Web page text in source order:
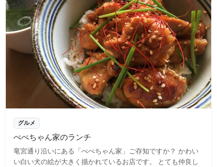
グルメ
ぺぺちゃん家のランチ
竜宮通り沿いにある「ぺぺちゃん家」ご存知ですか？ かわい
い白い犬の絵が大きく描かれているお店です。 とても仲良し